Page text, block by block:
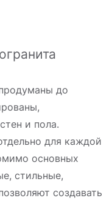
до
и пола.
для каждой
основных
стильные,
создавать